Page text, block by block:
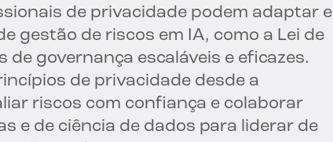
de privacidade podem adaptar e
gestão de riscos em IA, como a Lei de
governança escaláveis e eficazes.
de privacidade desde a
riscos com confiança e colaborar
e de ciência de dados para liderar de